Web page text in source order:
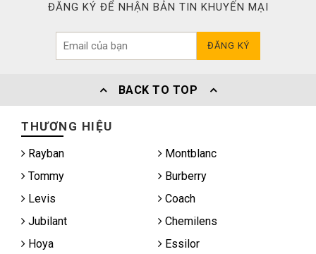
ĐĂNG KÝ ĐỂ NHẬN BẢN TIN KHUYẾN MẠI
ĐĂNG KÝ
BACK TO TOP
THƯƠNG HIỆU
Rayban
Montblanc
Tommy
Burberry
Levis
Coach
Jubilant
Chemilens
Hoya
Essilor